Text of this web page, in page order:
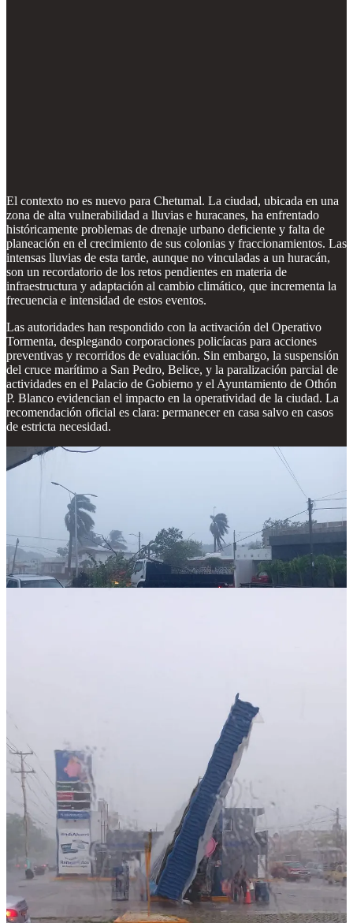
El contexto no es nuevo para Chetumal. La ciudad, ubicada en una
zona de alta vulnerabilidad a lluvias e huracanes, ha enfrentado
históricamente problemas de drenaje urbano deficiente y falta de
planeación en el crecimiento de sus colonias y fraccionamientos. Las
intensas lluvias de esta tarde, aunque no vinculadas a un huracán,
son un recordatorio de los retos pendientes en materia de
infraestructura y adaptación al cambio climático, que incrementa la
frecuencia e intensidad de estos eventos.
Las autoridades han respondido con la activación del Operativo
Tormenta, desplegando corporaciones policíacas para acciones
preventivas y recorridos de evaluación. Sin embargo, la suspensión
del cruce marítimo a San Pedro, Belice, y la paralización parcial de
actividades en el Palacio de Gobierno y el Ayuntamiento de Othón
P. Blanco evidencian el impacto en la operatividad de la ciudad. La
recomendación oficial es clara: permanecer en casa salvo en casos
de estricta necesidad.
Análisis crítico: ¿Preparación insuficiente o fatalidad
climática?
La recurrencia de inundaciones en Chetumal no puede atribuirse
únicamente a la naturaleza impredecible del clima. La identificación
de 59 puntos conflictivos por Protección Civil sugiere un
conocimiento previo de las zonas vulnerables, pero la falta de
soluciones estructurales –como sistemas de drenaje adecuados o
mantenimiento preventivo– sigue exponiendo a la población a
riesgos evitables. La caída de espectaculares y árboles, además,